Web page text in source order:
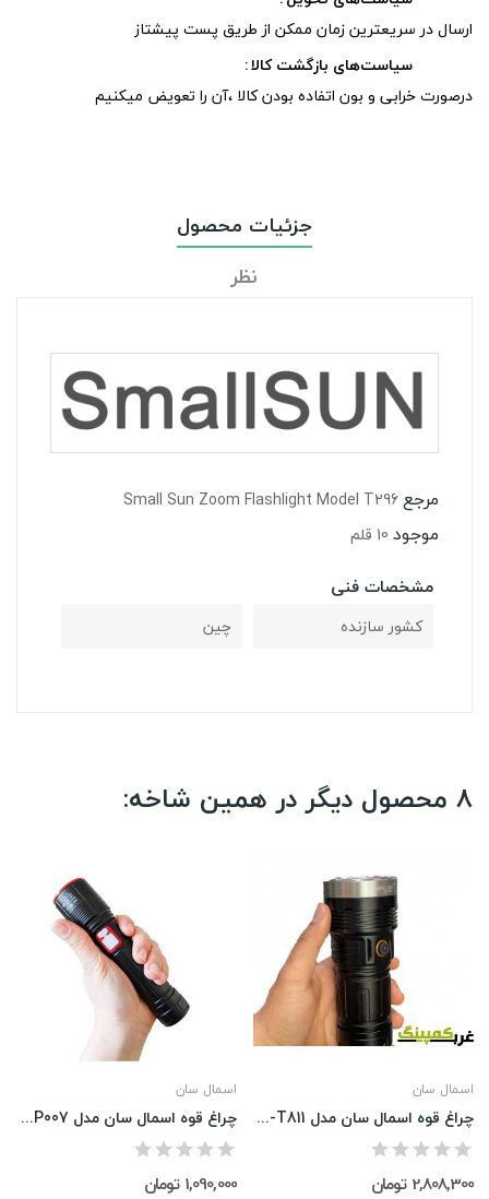
ارسال در سریعترین زمان ممکن از طریق پست پیشتاز
سیاست‌های بازگشت کالا
درصورت خرابی و بون اتفاده بودن کالا ،آن را تعویض میکنیم
جزئیات محصول
نظر
مرجعSmall Sun Zoom Flashlight Model T296
موجود 10 قلم
مشخصات فنی
کشور سازنده چین
8 محصول دیگر در همین شاخه:
اسمال سان
چراغ قوه اسمال سان مدل ZY-P007
1,090,000 تومان
اسمال سان
چراغ قوه اسمال سان مدل ZY-T811
2,808,300 تومان